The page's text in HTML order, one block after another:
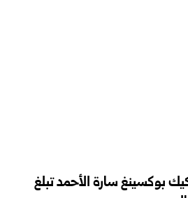
بوكسينغ سارة الأحمد تبلغ